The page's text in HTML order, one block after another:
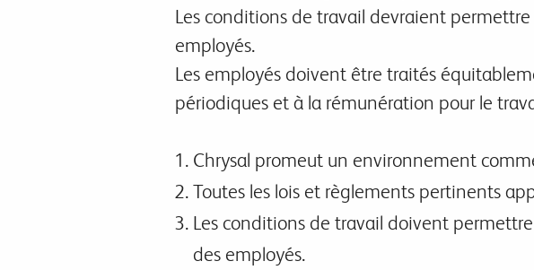
Les conditions de travail devraient
employés.
Les employés doivent être traités
périodiques et à la rémunération pour le
Chrysal promeut un environnement
Toutes les lois et règlements pertinents
Les conditions de travail doivent
des employés.